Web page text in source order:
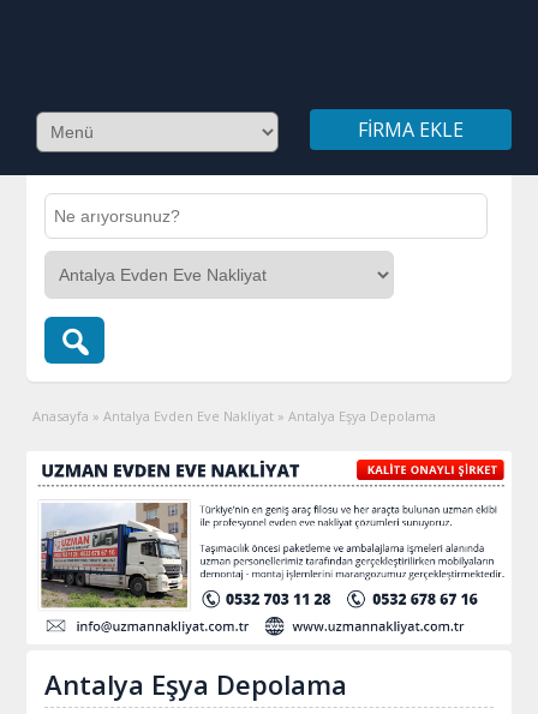
FIRMA EKLE
Anasayfa » Antalya Evden Eve Nakliyat » Antalya Eşya Depolama
Antalya Eşya Depolama